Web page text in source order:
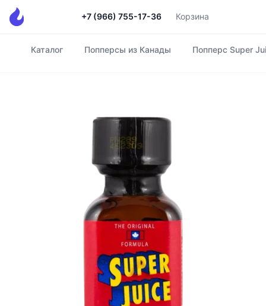
+7 (966) 755-17-36 Корзина
Главная
Каталог Попперсы из Канады Попперс Super